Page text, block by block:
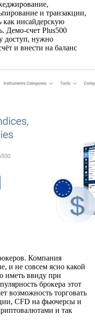
и транзакции,
как инсайдерскую
Демо-счет Plus500
доступ, нужно
и внести на баланс
Компания
и не совсем ясно какой
иметь ввиду при
брокера этот
возможность торговать
CFD на фьючерсы и
и так